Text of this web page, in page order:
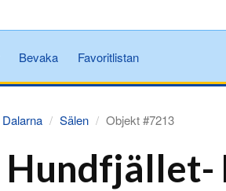
Bevaka Favoritlistan
Dalarna Sälen Objekt #7213
Hundfjället-